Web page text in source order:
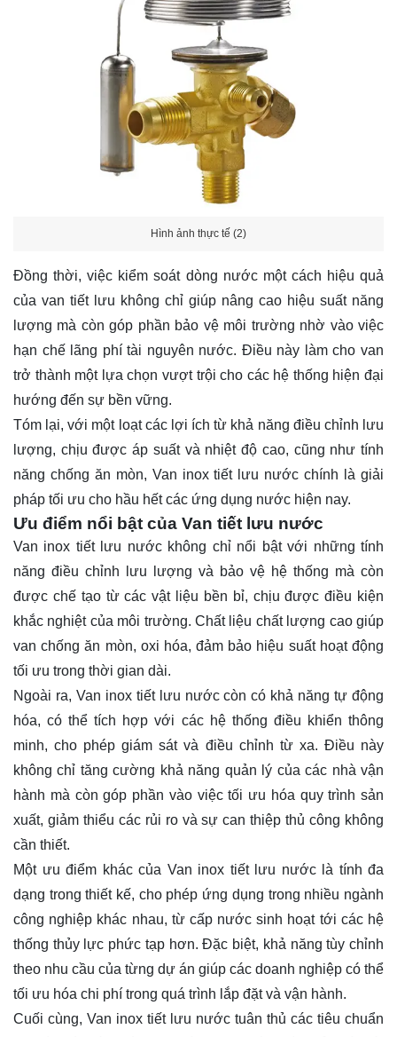
Hình ảnh thực tế (2)
Đồng thời, việc kiểm soát dòng nước một cách hiệu quả
của van tiết lưu không chỉ giúp nâng cao hiệu suất năng
lượng mà còn góp phần bảo vệ môi trường nhờ vào việc
hạn chế lãng phí tài nguyên nước. Điều này làm cho van
trở thành một lựa chọn vượt trội cho các hệ thống hiện đại
hướng đến sự bền vững.
Tóm lại, với một loạt các lợi ích từ khả năng điều chỉnh lưu
lượng, chịu được áp suất và nhiệt độ cao, cũng như tính
năng chống ăn mòn, Van inox tiết lưu nước chính là giải
pháp tối ưu cho hầu hết các ứng dụng nước hiện nay.
Ưu điểm nổi bật của Van tiết lưu nước
Van inox tiết lưu nước không chỉ nổi bật với những tính
năng điều chỉnh lưu lượng và bảo vệ hệ thống mà còn
được chế tạo từ các vật liệu bền bỉ, chịu được điều kiện
khắc nghiệt của môi trường. Chất liệu chất lượng cao giúp
van chống ăn mòn, oxi hóa, đảm bảo hiệu suất hoạt động
tối ưu trong thời gian dài.
Ngoài ra, Van inox tiết lưu nước còn có khả năng tự động
hóa, có thể tích hợp với các hệ thống điều khiển thông
minh, cho phép giám sát và điều chỉnh từ xa. Điều này
không chỉ tăng cường khả năng quản lý của các nhà vận
hành mà còn góp phần vào việc tối ưu hóa quy trình sản
xuất, giảm thiểu các rủi ro và sự can thiệp thủ công không
cần thiết.
Một ưu điểm khác của Van inox tiết lưu nước là tính đa
dạng trong thiết kế, cho phép ứng dụng trong nhiều ngành
công nghiệp khác nhau, từ cấp nước sinh hoạt tới các hệ
thống thủy lực phức tạp hơn. Đặc biệt, khả năng tùy chỉnh
theo nhu cầu của từng dự án giúp các doanh nghiệp có thể
tối ưu hóa chi phí trong quá trình lắp đặt và vận hành.
Cuối cùng, Van inox tiết lưu nước tuân thủ các tiêu chuẩn